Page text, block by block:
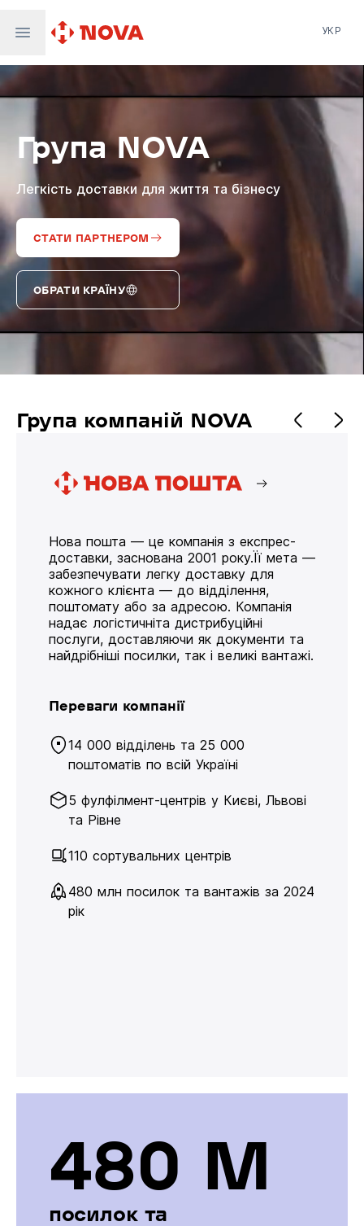
Nova Global
Nova Digital
Supernova Airlines
УКР
Група NOVA
Легкість доставки для життя та бізнесу
СТАТИ ПАРТНЕРОМ
ОБРАТИ КРАЇНУ
Група компаній NOVA
Нова пошта — це компанія з експрес-
доставки, заснована 2001 року.Її мета —
забезпечувати легку доставку для
кожного клієнта — до відділення,
поштомату або за адресою. Компанія
надає логістичніта дистрибуційні
послуги, доставляючи як документи та
найдрібніші посилки, так і великі вантажі.
Переваги компанії
14 000 відділень та 25 000
поштоматів по всій Україні
5 фулфілмент-центрів у Києві, Львові
та Рівне
110 сортувальних центрів
480 млн посилок та вантажів за 2024
рік
480 М
посилок та